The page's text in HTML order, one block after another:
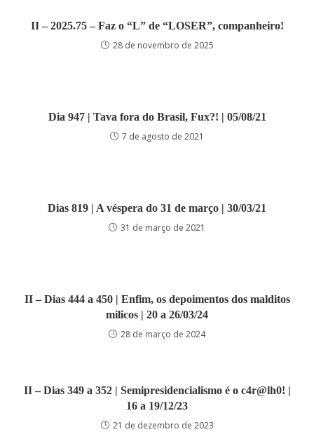
II – 2025.75 – Faz o “L” de “LOSER”, companheiro!
28 de novembro de 2025
Dia 947 | Tava fora do Brasil, Fux?! | 05/08/21
7 de agosto de 2021
Dias 819 | A véspera do 31 de março | 30/03/21
31 de março de 2021
II – Dias 444 a 450 | Enfim, os depoimentos dos malditos
milicos | 20 a 26/03/24
28 de março de 2024
II – Dias 349 a 352 | Semipresidencialismo é o c4r@lh0! |
16 a 19/12/23
21 de dezembro de 2023